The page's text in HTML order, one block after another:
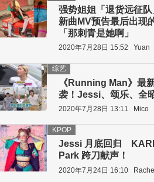
强势姐姐「退货远征
新曲MV预告最后出现
「那刺青是她啊」
2020年7月28日 15:52 Yuan
《Running Man》最
袭！Jessi、颂乐、全
综艺
2020年7月28日 13:11 Mico
Jessi 月底回归
Park 跨刀献声！
KPOP
2020年7月24日 16:10